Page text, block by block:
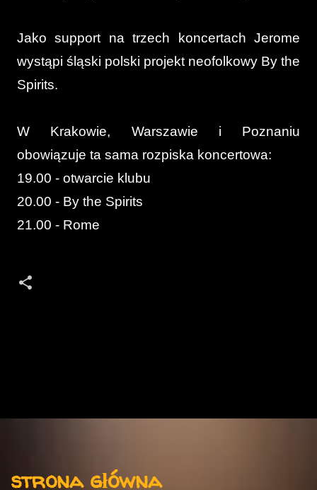
Jako support na trzech koncertach Jerome
wystąpi śląski polski projekt neofolkowy By the
Spirits.
W Krakowie, Warszawie i Poznaniu
obowiązuje ta sama rozpiska koncertowa:
19.00 - otwarcie klubu
20.00 - By the Spirits
21.00 - Rome
strona główna